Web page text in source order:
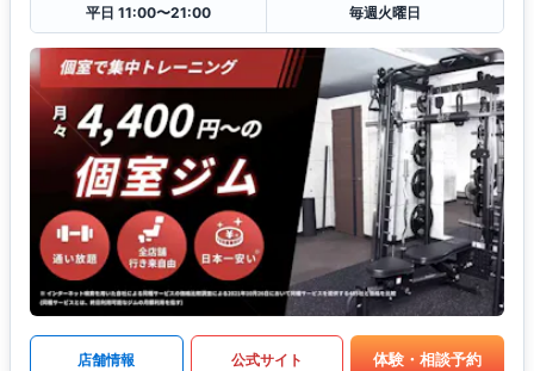
平日 11:00〜21:00
毎週火曜日
店舗情報 公式サイト 体験・相談予約